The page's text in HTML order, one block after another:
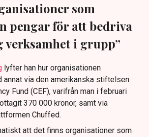
som
pengar för att bedriva
i grupp”
lyfter han hur organisationen
annat via den amerikanska stiftelsen
Fund (CEF), varifrån man i februari
370 000 kronor, samt via
Chuffed.
att det finns organisationer som